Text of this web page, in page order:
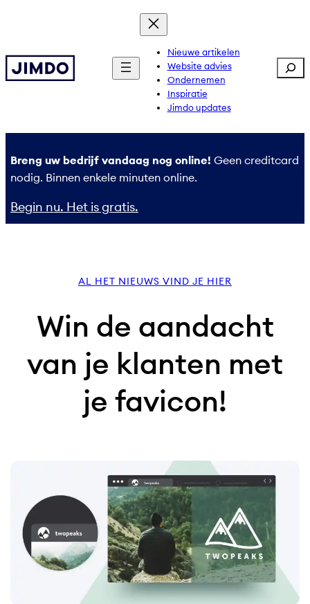
de
inhoud
Nieuwe artikelen
Website advies
Ondernemen
Inspiratie
Jimdo updates
Breng uw bedrijf vandaag nog online!Geen creditcard
nodig. Binnen enkele minuten online.
Begin nu. Het is gratis.
AL HET NIEUWS VIND JE HIER
Win de aandacht
van je klanten met
je favicon!